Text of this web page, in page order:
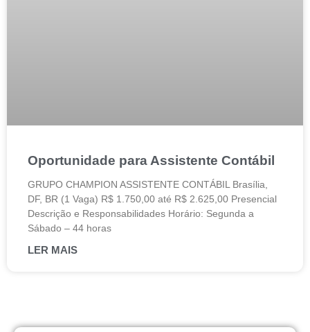
Oportunidade para Assistente Contábil
GRUPO CHAMPION ASSISTENTE CONTÁBIL Brasília,
DF, BR (1 Vaga) R$ 1.750,00 até R$ 2.625,00 Presencial
Descrição e Responsabilidades Horário: Segunda a
Sábado – 44 horas
LER MAIS